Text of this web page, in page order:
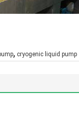
, cryogenic liquid pump